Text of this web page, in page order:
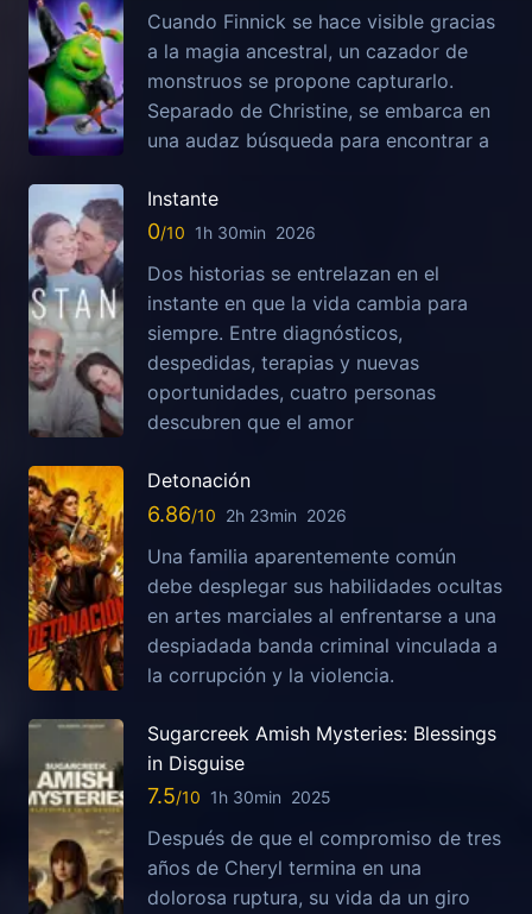
Cuando Finnick se hace visible gracias
a la magia ancestral, un cazador de
monstruos se propone capturarlo.
Separado de Christine, se embarca en
una audaz búsqueda para encontrar a
Instante
0 1h 30min 2026
Dos historias se entrelazan en el
instante en que la vida cambia para
siempre. Entre diagnósticos,
despedidas, terapias y nuevas
oportunidades, cuatro personas
descubren que el amor
Detonación
6.86 2h 23min 2026
Una familia aparentemente común
debe desplegar sus habilidades ocultas
en artes marciales al enfrentarse a una
despiadada banda criminal vinculada a
la corrupción y la violencia.
Sugarcreek Amish Mysteries: Blessings
in Disguise
7.5 1h 30min 2025
Después de que el compromiso de tres
años de Cheryl termina en una
dolorosa ruptura, su vida da un giro